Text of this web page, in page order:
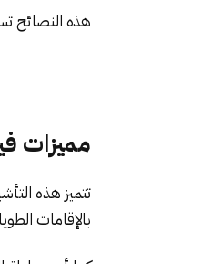
هذه النصائح
مميزات فيزا
تتميز هذه
بالإقامات